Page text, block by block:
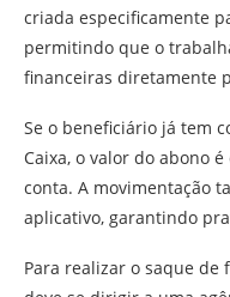
criada especificamente
permitindo que o
financeiras diretamente
Se o beneficiário já tem
Caixa, o valor do abono
conta. A movimentação
aplicativo, garantindo
Para realizar o saque